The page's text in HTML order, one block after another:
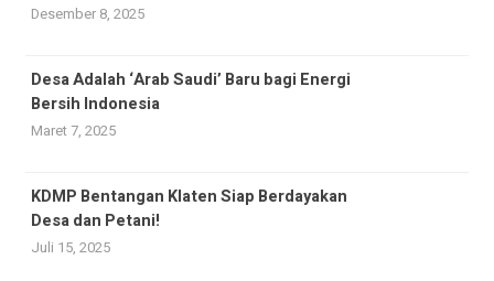
Desember 8, 2025
Desa Adalah ‘Arab Saudi’ Baru bagi Energi
Bersih Indonesia
Maret 7, 2025
KDMP Bentangan Klaten Siap Berdayakan
Desa dan Petani!
Juli 15, 2025